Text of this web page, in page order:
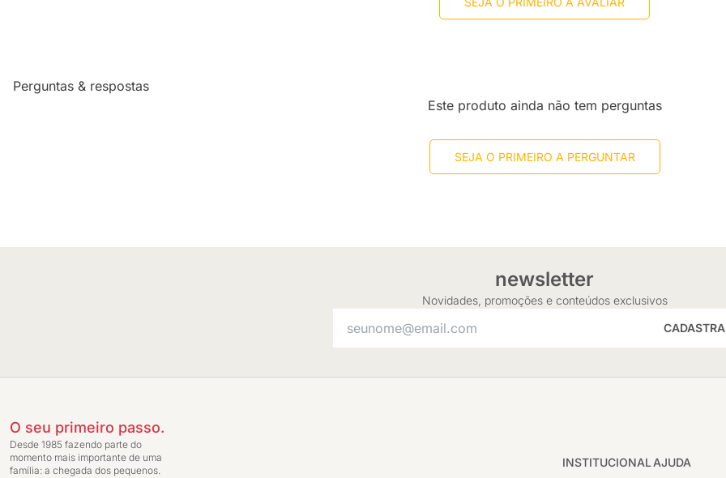
Perguntas & respostas
Este produto ainda não tem perguntas
SEJA O PRIMEIRO A PERGUNTAR
newsletter
Novidades, promoções e conteúdos exclusivos
O seu primeiro passo.
Desde 1985 fazendo parte do
momento mais importante de uma
família: a chegada dos pequenos.
INSTITUCIONAL AJUDA